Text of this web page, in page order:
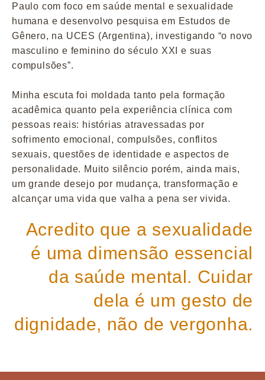
Paulo com foco em saúde mental e sexualidade
humana e desenvolvo pesquisa em Estudos de
Gênero, na UCES (Argentina), investigando “o novo
masculino e feminino do século XXI e suas
compulsões”.
Minha escuta foi moldada tanto pela formação
acadêmica quanto pela experiência clínica com
pessoas reais: histórias atravessadas por
sofrimento emocional, compulsões, conflitos
sexuais, questões de identidade e aspectos de
personalidade. Muito silêncio porém, ainda mais,
um grande desejo por mudança, transformação e
alcançar uma vida que valha a pena ser vivida.
Acredito que a sexualidade
é uma dimensão essencial
da saúde mental. Cuidar
dela é um gesto de
dignidade, não de vergonha.